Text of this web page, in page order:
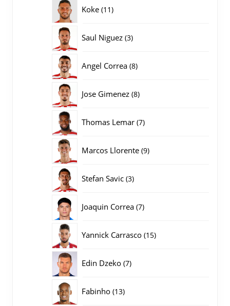
Koke 1111
Saul Niguez 33
Angel Correa 88
Jose Gimenez 88
Thomas Lemar 77
Marcos Llorente 99
Stefan Savic 33
Joaquin Correa 77
Yannick Carrasco 1515
Edin Dzeko 77
Fabinho 1313